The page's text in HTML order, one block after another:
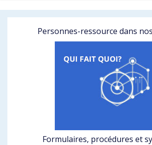
Personnes-ressource dans
Formulaires, procédures et